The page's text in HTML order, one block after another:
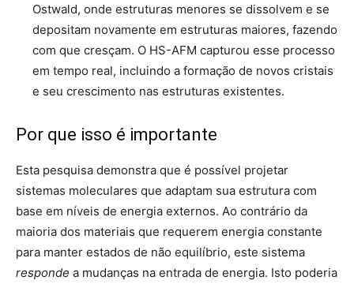
Ostwald, onde estruturas menores se dissolvem e se
depositam novamente em estruturas maiores, fazendo
com que cresçam. O HS-AFM capturou esse processo
em tempo real, incluindo a formação de novos cristais
e seu crescimento nas estruturas existentes.
Por que isso é importante
Esta pesquisa demonstra que é possível projetar
sistemas moleculares que adaptam sua estrutura com
base em níveis de energia externos. Ao contrário da
maioria dos materiais que requerem energia constante
para manter estados de não equilíbrio, este sistema
responde a mudanças na entrada de energia. Isto poderia